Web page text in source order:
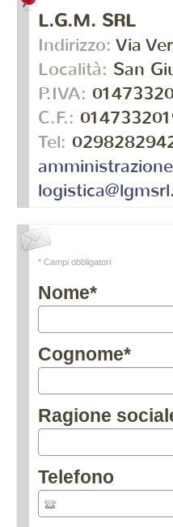
L.G.M. SRL
Indirizzo: Via
Località: San
P.IVA:
C.F.:
Tel:
* Campi obbligatori
Nome*
Cognome*
Ragione
Telefono